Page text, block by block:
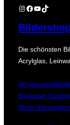
Instagram
Facebook
YouTube
TikTok
Die schönsten
Acrylglas,
Exklusive
Shop-